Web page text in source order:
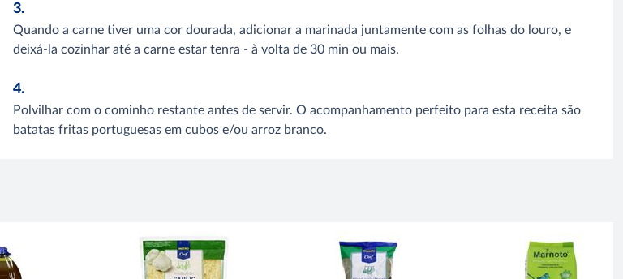
3.
Quando a carne tiver uma cor dourada, adicionar a marinada juntamente com as folhas do louro, e
deixá-la cozinhar até a carne estar tenra - à volta de 30 min ou mais.
4.
Polvilhar com o cominho restante antes de servir. O acompanhamento perfeito para esta receita são
batatas fritas portuguesas em cubos e/ou arroz branco.